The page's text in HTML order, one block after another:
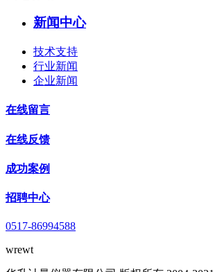
新闻中心
技术支持
行业新闻
企业新闻
在线留言
在线反馈
成功案例
招聘中心
0517-86994588
wrewt